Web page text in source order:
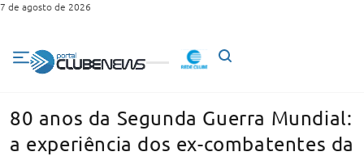
7 de agosto de 2026
80 anos da Segunda Guerra Mundial:
a experiência dos ex-combatentes da